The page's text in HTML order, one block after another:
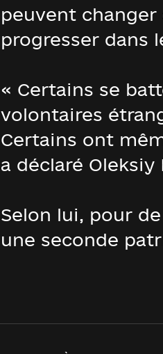
peuvent
progresser dans
« Certains se
volontaires
Certains ont
a déclaré Oleksiy
Selon lui, pour
une seconde